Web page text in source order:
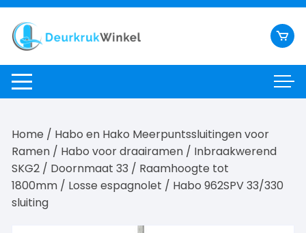
Ga
naar
inhoud
Home / Habo en Hako Meerpuntssluitingen voor
Ramen / Habo voor draairamen / Inbraakwerend
SKG2 / Doornmaat 33 / Raamhoogte tot
1800mm / Losse espagnolet / Habo 962SPV 33/330
sluiting